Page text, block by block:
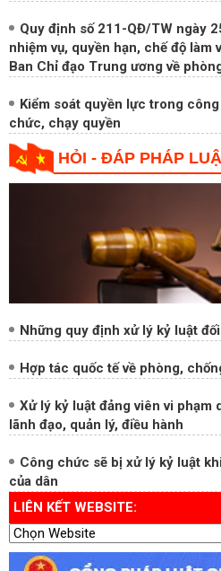
Ban Chỉ đạo Trung ương về
Kiểm soát quyền lực trong công
HỎI - ĐÁP PHÁP
Những quy định xử lý kỷ luật
Hợp tác quốc tế về phòng,
Xử lý kỷ luật đảng viên vi phạm
Công chức sẽ bị xử lý kỷ luật
LIÊN KẾT WEBSITE: